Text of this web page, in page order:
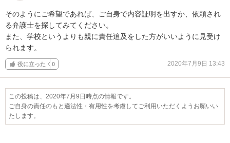
そのようにご希望であれば、ご自身で内容証明を出すか、依頼され
る弁護士を探してみてください。
また、学校というよりも親に責任追及をした方がいいように見受け
られます。
役に立った 0 2020年7月9日 13:43
この投稿は、2020年7月9日時点の情報です。
ご自身の責任のもと適法性・有用性を考慮してご利用いただくようお願いい
たします。